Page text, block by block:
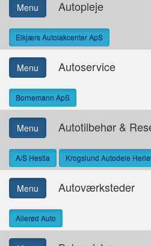
Menu Autopleje
Elkjærs Autolakcenter ApS
Menu Autoservice
Bornemann ApS
Menu Autotilbehør &
A/S Hestia Krogslund Autodele
Menu Autoværksteder
Allerød Auto